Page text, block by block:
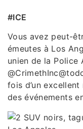
#ICE
Vous avez peut-
émeutes à Los
unien de la Police
fois d’un
des événements